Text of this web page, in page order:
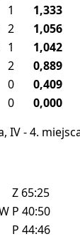
1
1,333
2
1,056
1
1,042
2
0,889
0
0,409
0
0,000
IV - 4.
Z 65:25
P 40:50
P 44:46